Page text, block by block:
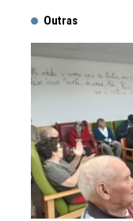
Outras